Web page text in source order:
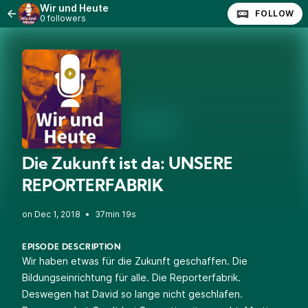
Wir und Heute
0 followers FOLLOW
Die Zukunft ist da: UNSERE
REPORTERFABRIK
• 37min 19s
EPISODE DESCRIPTION
Wir haben etwas für die Zukunft geschaffen. Die
Bildungseinrichtung für alle. Die Reporterfabrik.
Deswegen hat David so lange nicht geschlafen.